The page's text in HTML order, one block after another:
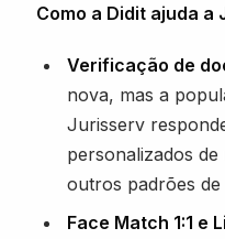
Como a Didit ajuda a
Verificação de
nova, mas a
Jurisserv
personalizados
outros padrões
Face Match 1:1 e